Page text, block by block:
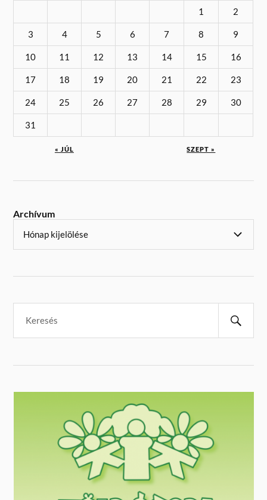
1 2
3 4 5 6 7 8 9
10 11 12 13 14 15 16
17 18 19 20 21 22 23
24 25 26 27 28 29 30
31
« JÚL SZEPT »
Archívum